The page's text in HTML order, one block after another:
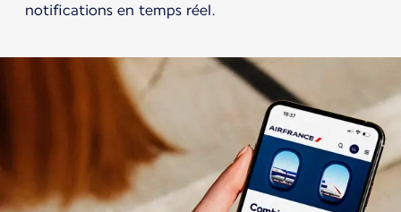
notifications en temps réel.